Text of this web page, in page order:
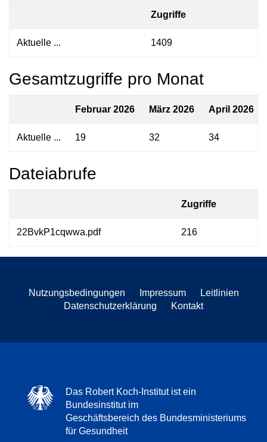
Zugriffe
Aktuelle ... 1409
Gesamtzugriffe pro Monat
Februar 2026 März 2026 April 2026
Aktuelle ... 19 32 34
Dateiabrufe
Zugriffe
22BvkP1cqwwa.pdf 216
Nutzungsbedingungen Impressum
Leitlinien
Datenschutzerklärung
Kontakt
Das Robert Koch-Institut ist ein
Bundesinstitut im
Geschäftsbereich des Bundesministeriums
für Gesundheit